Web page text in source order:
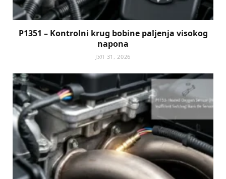
P1351 – Kontrolni krug bobine paljenja visokog
napona
ЈУЛ 31, 2026